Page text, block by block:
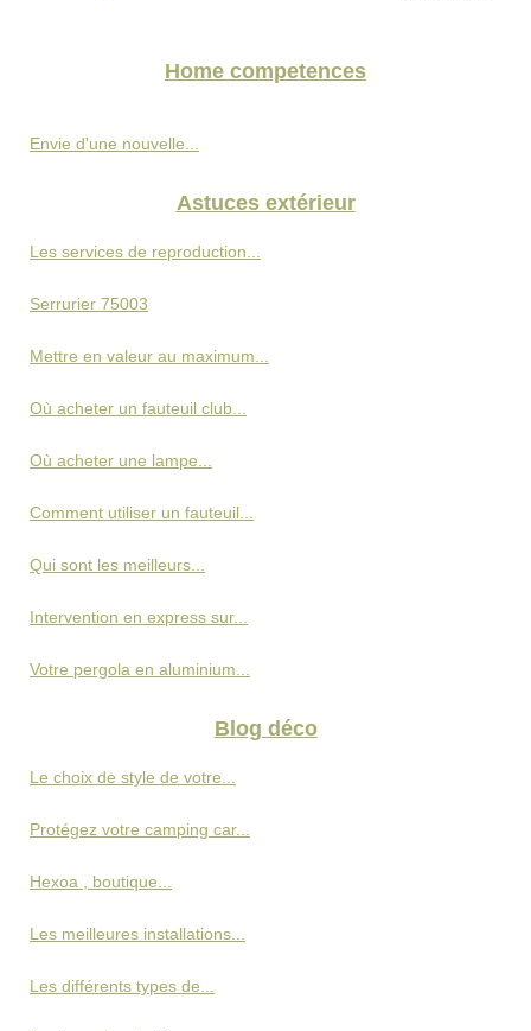
Home competences
Envie d'une nouvelle...
Astuces extérieur
Les services de reproduction...
Serrurier 75003
Mettre en valeur au maximum...
Où acheter un fauteuil club...
Où acheter une lampe...
Comment utiliser un fauteuil...
Qui sont les meilleurs...
Intervention en express sur...
Votre pergola en aluminium...
Blog déco
Le choix de style de votre...
Protégez votre camping car...
Hexoa , boutique...
Les meilleures installations...
Les différents types de...